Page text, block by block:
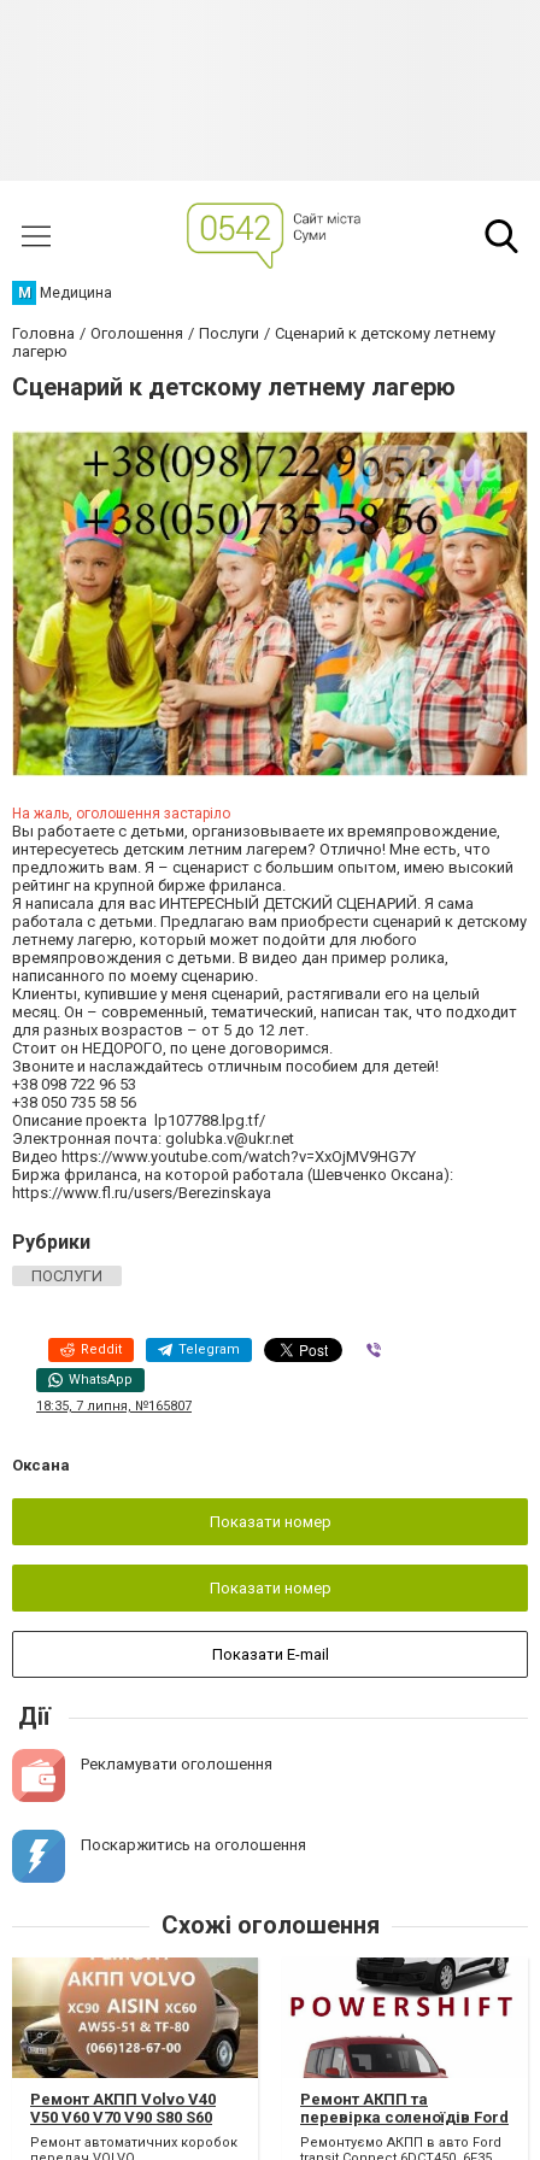
М Медицина
Головна Оголошення Послуги
Сценарий к детскому летнему
лагерю
Сценарий к детскому летнему лагерю
На жаль, оголошення застаріло
Вы работаете с детьми, организовываете их времяпровождение,
интересуетесь детским летним лагерем? Отлично! Мне есть, что
предложить вам. Я – сценарист с большим опытом, имею высокий
рейтинг на крупной бирже фриланса.
Я написала для вас ИНТЕРЕСНЫЙ ДЕТСКИЙ СЦЕНАРИЙ. Я сама
работала с детьми. Предлагаю вам приобрести сценарий к детскому
летнему лагерю, который может подойти для любого
времяпровождения с детьми. В видео дан пример ролика,
написанного по моему сценарию.
Клиенты, купившие у меня сценарий, растягивали его на целый
месяц. Он – современный, тематический, написан так, что подходит
для разных возрастов – от 5 до 12 лет.
Стоит он НЕДОРОГО, по цене договоримся.
Звоните и наслаждайтесь отличным пособием для детей!
+38 098 722 96 53
+38 050 735 58 56
Описание проекта lp107788.lpg.tf/
Электронная почта: golubka.v@ukr.net
Видео https://www.youtube.com/watch?v=XxOjMV9HG7Y
Биржа фриланса, на которой работала (Шевченко Оксана):
https://www.fl.ru/users/Berezinskaya
Рубрики
ПОСЛУГИ
Reddit Telegram
WhatsApp
18:35, 7 липня, №165807
Оксана
Показати номер
Показати номер
Показати E-mail
Дії
Рекламувати оголошення
Поскаржитись на оголошення
Схожі оголошення
Ремонт АКПП Volvo V40
V50 V60 V70 V90 S80 S60
XC60 XC90 AISIN
Powershift & AISIN AW55-
Ремонт автоматичних коробок
Ремонт АКПП та
перевірка соленоїдів Ford
Transit Connect # 6DCT450,
6F35, 8F35, 8F40 #
Ремонтуємо АКПП в авто Ford